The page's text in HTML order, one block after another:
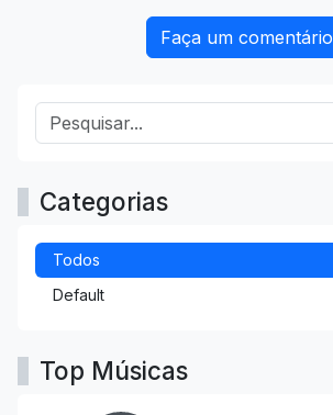
Faça um comentário
Categorias
Todos
Default
Top Músicas